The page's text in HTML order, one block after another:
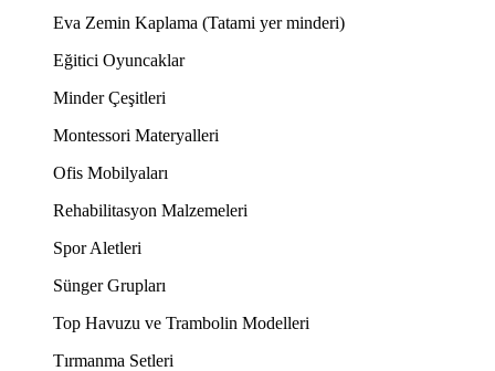
Eva Zemin Kaplama (Tatami yer minderi)
Eğitici Oyuncaklar
Minder Çeşitleri
Montessori Materyalleri
Ofis Mobilyaları
Rehabilitasyon Malzemeleri
Spor Aletleri
Sünger Grupları
Top Havuzu ve Trambolin Modelleri
Tırmanma Setleri